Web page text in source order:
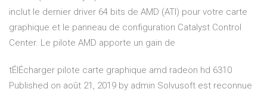
inclut le dernier driver 64 bits de AMD (ATI) pour votre carte
graphique et le panneau de configuration Catalyst Control
Center. Le pilote AMD apporte un gain de
tÉlÉcharger pilote carte graphique amd radeon hd 6310
Published on août 21, 2019 by admin Solvusoft est reconnue